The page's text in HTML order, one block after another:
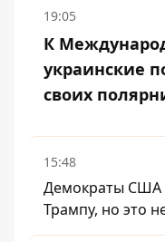
19:05
К
украинские
своих
15:48
Демократы США
Трампу, но это